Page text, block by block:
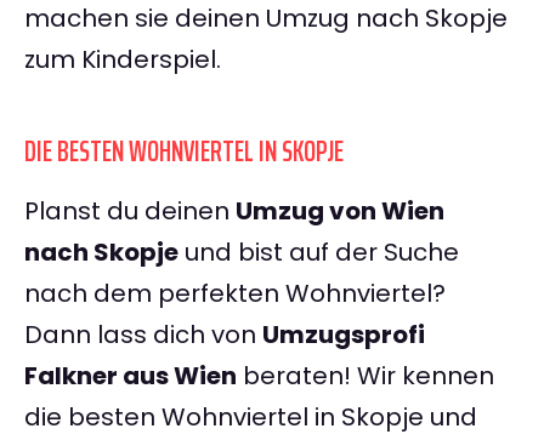
machen sie deinen Umzug nach Skopje
zum Kinderspiel.
DIE BESTEN WOHNVIERTEL IN SKOPJE
Planst du deinen Umzug von Wien
nach Skopje und bist auf der Suche
nach dem perfekten Wohnviertel?
Dann lass dich von Umzugsprofi
Falkner aus Wien beraten! Wir kennen
die besten Wohnviertel in Skopje und